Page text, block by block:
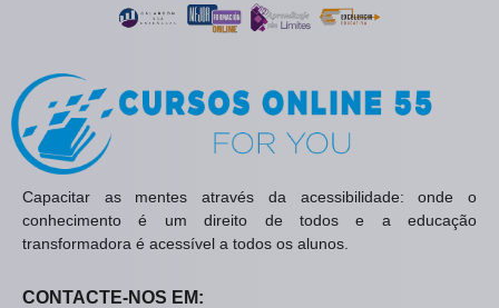
Capacitar as mentes através da acessibilidade: onde o
conhecimento é um direito de todos e a educação
transformadora é acessível a todos os alunos.
CONTACTE-NOS EM: